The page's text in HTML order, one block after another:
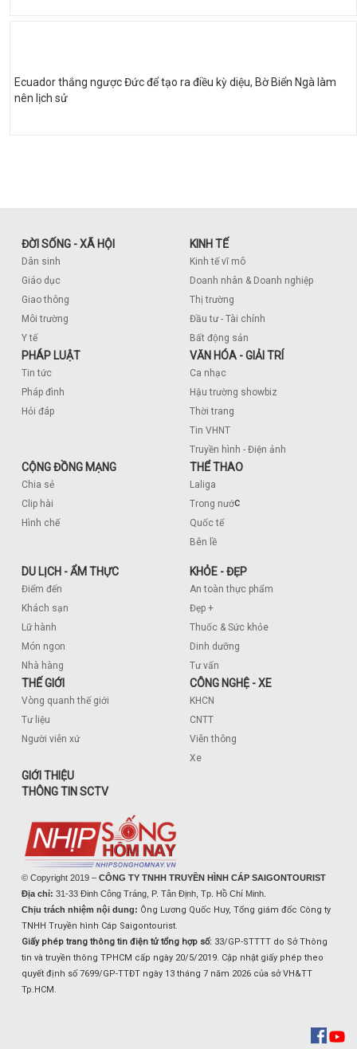
Ecuador thắng ngược Đức để tạo ra điều kỳ diệu, Bờ Biển Ngà làm
nên lịch sử
ĐỜI SỐNG - XÃ HỘI
Dân sinh
Giáo dục
Giao thông
Môi trường
Y tế
KINH TẾ
Kinh tế vĩ mô
Doanh nhân & Doanh nghiệp
Thị trường
Đầu tư - Tài chính
Bất động sản
PHÁP LUẬT
Tin tức
Pháp đình
Hỏi đáp
VĂN HÓA - GIẢI TRÍ
Ca nhạc
Hậu trường showbiz
Thời trang
Tin VHNT
Truyền hình - Điện ảnh
CỘNG ĐỒNG MẠNG
Chia sẻ
Clip hài
Hình chế
THỂ THAO
Laliga
Trong nước
Quốc tế
Bên lề
DU LỊCH - ẨM THỰC
Điểm đến
Khách sạn
Lữ hành
Món ngon
Nhà hàng
KHỎE - ĐẸP
An toàn thực phẩm
Đẹp +
Thuốc & Sức khỏe
Dinh dưỡng
Tư vấn
THẾ GIỚI
Vòng quanh thế giới
Tư liệu
Người viễn xứ
CÔNG NGHỆ - XE
KHCN
CNTT
Viễn thông
Xe
GIỚI THIỆU
THÔNG TIN SCTV
© Copyright 2019 – CÔNG TY TNHH TRUYỀN HÌNH CÁP SAIGONTOURIST
Địa chỉ: 31-33 Đinh Công Tráng, P. Tân Định, Tp. Hồ Chí Minh.
Chịu trách nhiệm nội dung: Ông Lương Quốc Huy, Tổng giám đốc Công ty
TNHH Truyền hình Cáp Saigontourist.
Giấy phép trang thông tin điện tử tổng hợp số: 33/GP-STTTT do Sở Thông
tin và truyền thông TPHCM cấp ngày 20/5/2019. Cập nhật giấy phép theo
quyết định số 7699/GP-TTĐT ngày 13 tháng 7 năm 2026 của sở VH&TT
Tp.HCM.